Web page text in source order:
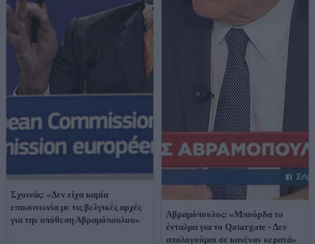
Σχοινάς: «Δεν είχα καμία
επικοινωνία με τις βελγικές αρχές
για την υπόθεση Αβραμόπουλου»
Αβραμόπουλος: «Μπούρδα το
ένταλμα για το Qatargate - Δεν
απολογούμαι σε κανέναν κερατά»